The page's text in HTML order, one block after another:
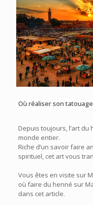
Où réaliser son
Depuis toujours, l’art
monde entier.
Riche d’un savoir faire
spirituel, cet art vous
Vous êtes en visite sur
où faire du henné sur
dans cet article.